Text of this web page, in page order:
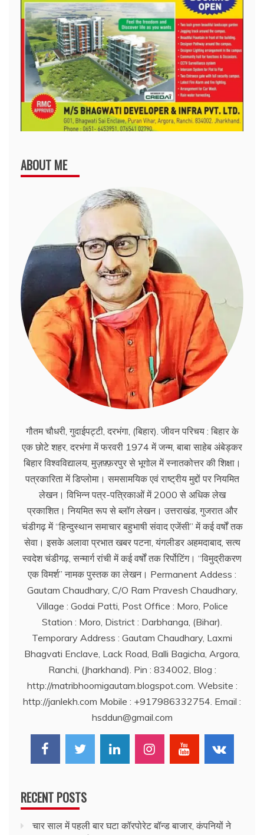
ABOUT ME
गौतम चौधरी, गुदाईपट्टी, दरभंगा, (बिहार). जीवन परिचय : बिहार के
एक छोटे शहर, दरभंगा में फरवरी 1974 में जन्म, बाबा साहेब अंबेड्कर
बिहार विश्वविद्यालय, मुज़फ़्फ़रपुर से भूगोल में स्नातकोत्तर की शिक्षा।
पत्रकारिता में डिप्लोमा। समसामयिक एवं राष्ट्रीय मुद्दों पर नियमित
लेखन। विभिन्न पत्र-पत्रिकाओं में 2000 से अधिक लेख
प्रकाशित। नियमित रूप से ब्लाॅग लेखन। उत्तराखंड, गुजरात और
चंडीगढ़ में ‘‘हिन्दुस्थान समाचार बहुभाषी संवाद एजेंसी’’ में कई वर्षों तक
सेवा। इसके अलावा प्रभात खबर पटना, यंगलीडर अहमदाबाद, सत्य
स्वदेश चंडीगढ़, सन्मार्ग रांची में कई वर्षों तक रिर्पोटिंग। ‘‘विमुद्रीकरण
एक विमर्श’’ नामक पुस्तक का लेखन। Permanent Addess :
Gautam Chaudhary, C/O Ram Pravesh Chaudhary,
Village : Godai Patti, Post Office : Moro, Police
Station : Moro, District : Darbhanga, (Bihar).
Temporary Address : Gautam Chaudhary, Laxmi
Bhagvati Enclave, Lack Road, Balli Bagicha, Argora,
Ranchi, (Jharkhand). Pin : 834002, Blog :
http://matribhoomigautam.blogspot.com. Website :
http://janlekh.com Mobile : +917986332754. Email :
hsddun@gmail.com
RECENT POSTS
चार साल में पहली बार घटा कॉरपोरेट बॉन्ड बाजार, कंपनियों ने